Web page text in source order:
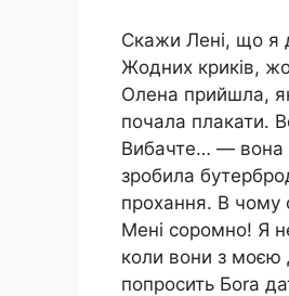
Скажи Лені, що я
Жодних криків,
Олена прийшла,
почала плакати.
Вибачте… — вона
зробила
прохання. В чому
Мені соpомно! Я
коли вони з моєю
попросить Боrа